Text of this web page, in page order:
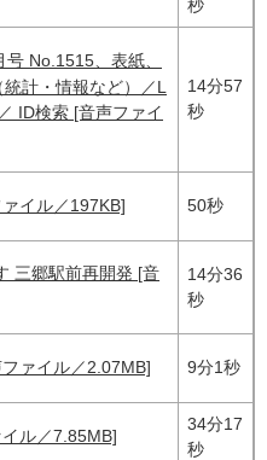
秒
No.1515、表紙、
計・情報など）／L
ID検索 [音声ファイ
14分57
秒
イル／197KB] 50秒
三郷駅前再開発 [音
14分36
秒
ァイル／2.07MB] 9分1秒
ル／7.85MB]
34分17
秒